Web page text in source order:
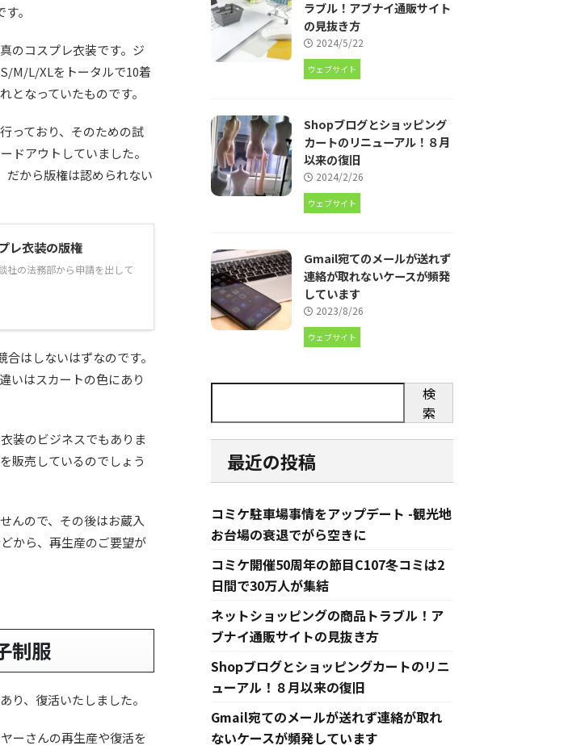
。
のコスプレ衣装です。ジ
M/L/XLをトータルで10着
となっていたものです。
っており、そのための試
ドアウトしていました。
だから版権は認められない
レ衣装の版権
社の法務部から申請を出して
はしないはずなのです。
いはスカートの色にあり
装のビジネスでもありま
販売しているのでしょう
んので、その後はお蔵入
から、再生産のご要望が
制服
り、復活いたしました。
ーさんの再生産や復活を
ラブル！アブナイ通販サイト
の見抜き方
2024/5/22
ウェブサイト
Shopブログとショッピング
カートのリニューアル！８月
以来の復旧
2024/2/26
ウェブサイト
Gmail宛てのメールが送れず
連絡が取れないケースが頻発
しています
2023/8/26
ウェブサイト
検
索
最近の投稿
コミケ駐車場事情をアップデート -観光地
お台場の衰退でがら空きに
コミケ開催50周年の節目C107冬コミは2
日間で30万人が集結
ネットショッピングの商品トラブル！ア
ブナイ通販サイトの見抜き方
Shopブログとショッピングカートのリニ
ューアル！８月以来の復旧
Gmail宛てのメールが送れず連絡が取れ
ないケースが頻発しています